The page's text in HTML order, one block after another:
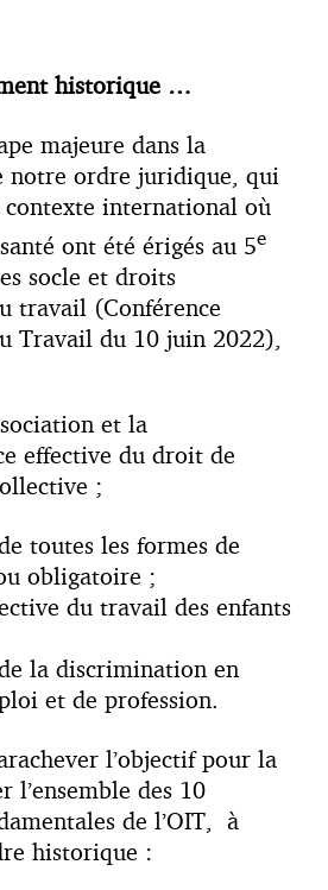
historique …
majeure dans la
notre ordre juridique, qui
contexte international où
ont été érigés au 5e
socle et droits
travail (Conférence
Travail du 10 juin 2022),
et la
effective du droit de
;
toutes les formes de
obligatoire ;
du travail des enfants
la discrimination en
et de profession.
l’objectif pour la
l’ensemble des 10
de l’OIT, à
historique :